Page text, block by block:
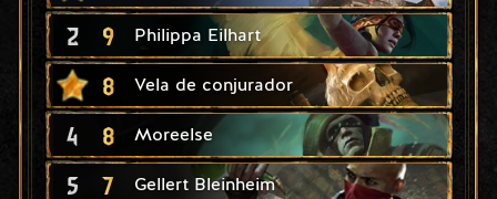
2 9 Philippa Eilhart
8 Vela de conjurador
4 8 Moreelse
5 7 Gellert Bleinheim